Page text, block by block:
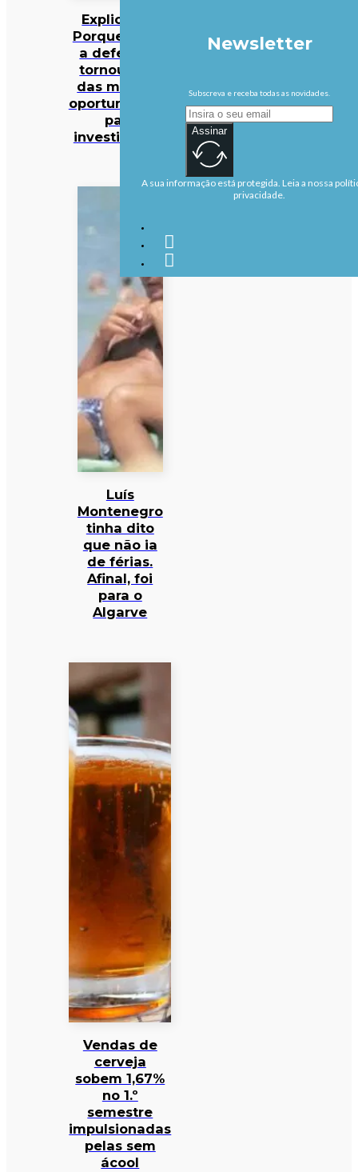
Explicador:
Porque é que
a defesa se
tornou uma
das maiores
oportunidades
para
investidores?
Luís
Montenegro
tinha dito
que não ia
de férias.
Afinal, foi
para o
Algarve
Vendas de
cerveja
sobem 1,67%
no 1.º
semestre
impulsionadas
pelas sem
ácool
Newsletter
Subscreva e receba todas as novidades.
Assinar
A sua informação está protegida. Leia a nossa
privacidade.